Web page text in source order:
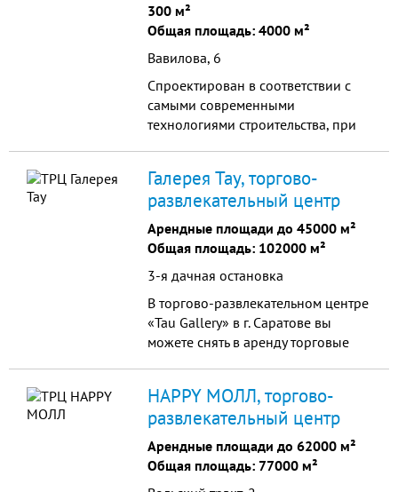
300 м²
Общая площадь: 4000 м²
Вавилова, 6
Спроектирован в соответствии с
самыми современными
технологиями строительства, при
архитектура старинного особняка.
Галерея Тау, торгово-
развлекательный центр
Арендные площади до 45000 м²
Общая площадь: 102000 м²
3-я дачная остановка
В торгово-развлекательном центре
«Tau Gallery» в г. Саратове вы
можете снять в аренду торговые
территории ТРЦ
HAPPY МОЛЛ, торгово-
развлекательный центр
Арендные площади до 62000 м²
Общая площадь: 77000 м²